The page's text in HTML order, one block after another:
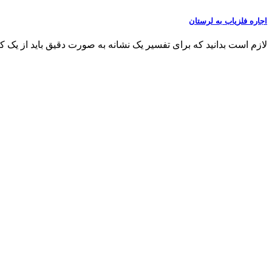
اجاره فلزیاب به لرستان
لازم است بدانید که برای تفسیر یک نشانه به صورت دقیق باید از یک